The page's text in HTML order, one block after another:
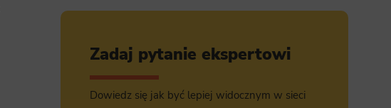
Zadaj pytanie ekspertowi
Dowiedz się jak być lepiej widocznym w sieci